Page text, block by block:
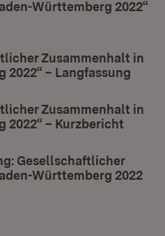
Württemberg 2022“
Zusammenhalt in
2022“ – Langfassung
Zusammenhalt in
2022“ – Kurzbericht
Gesellschaftlicher
Württemberg 2022